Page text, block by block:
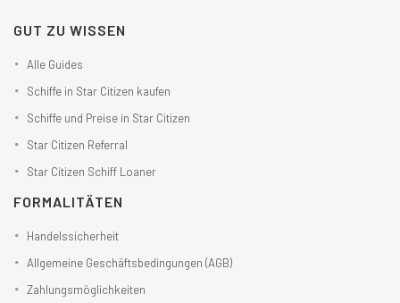
GUT ZU WISSEN
Alle Guides
Schiffe in Star Citizen kaufen
Schiffe und Preise in Star Citizen
Star Citizen Referral
Star Citizen Schiff Loaner
FORMALITÄTEN
Handelssicherheit
Allgemeine Geschäftsbedingungen (AGB)
Zahlungsmöglichkeiten